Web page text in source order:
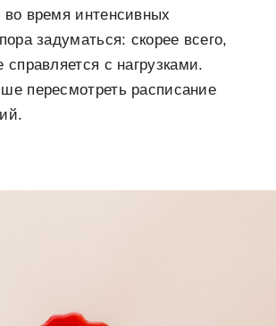
во время интенсивных
задуматься: скорее всего,
справляется с нагрузками.
пересмотреть расписание